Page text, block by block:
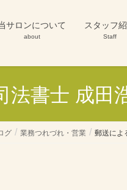
サロンについて
about
スタッフ
Staff
法書士 成田
グ 業務つれづれ・営業 郵送によ